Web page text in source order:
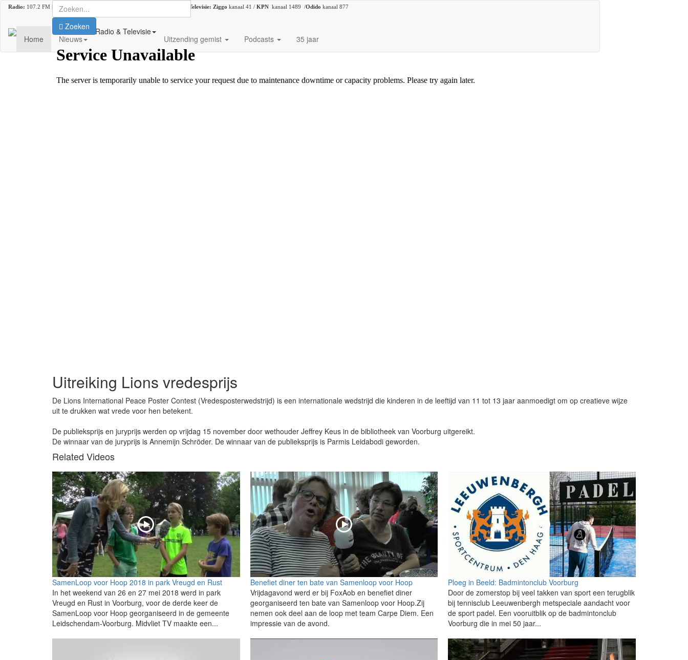
Radio: 107.2 FM | DAB+: kanaal 5C (DAB lokaal 33) | Televisie: Ziggo kanaal 41 / KPN kanaal 1489 /Odido kanaal 877
Home Nieuws
Radio & Televisie
Uitzending gemist Podcasts 35 jaar
Zoeken
Uitreiking Lions vredesprijs
De Lions International Peace Poster Contest (Vredesposterwedstrijd) is een internationale wedstrijd die kinderen in de leeftijd van 11 tot 13 jaar aanmoedigt om op creatieve wijze
uit te drukken wat vrede voor hen betekent.
De publieksprijs en juryprijs werden op vrijdag 15 november door wethouder Jeffrey Keus in de bibliotheek van Voorburg uitgereikt.
De winnaar van de juryprijs is Annemijn Schröder. De winnaar van de publieksprijs is Parmis Leidabodi geworden.
Related Videos
SamenLoop voor Hoop 2018 in park Vreugd en Rust
In het weekend van 26 en 27 mei 2018 werd in park
Vreugd en Rust in Voorburg, voor de derde keer de
SamenLoop voor Hoop georganiseerd in de gemeente
Leidschendam-Voorburg. Midvliet TV maakte een...
Benefiet diner ten bate van Samenloop voor Hoop
Vrijdagavond werd er bij FoxAob en benefiet diner
georganiseerd ten bate van Samenloop voor Hoop.Zij
nemen ook deel aan de loop met team Carpe Diem. Een
impressie van de avond.
Ploeg in Beeld: Badmintonclub Voorburg
Door de zomerstop bij veel takken van sport een terugblik
bij tennisclub Leeuwenbergh metspeciale aandacht voor
de sport padel. Een vooruitblik op de badmintonclub
Voorburg die in mei 50 jaar...